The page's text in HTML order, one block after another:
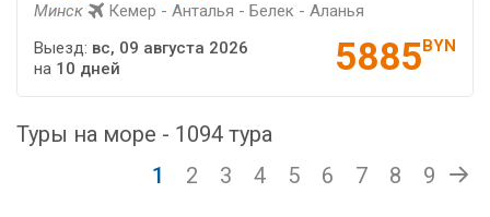
Минск Кемер - Анталья - Белек - Аланья
5885BYN
Выезд: вс, 09 августа 2026
на 10 дней
Туры на море - 1094 тура
1
2 3 4 5 6 7 8 9